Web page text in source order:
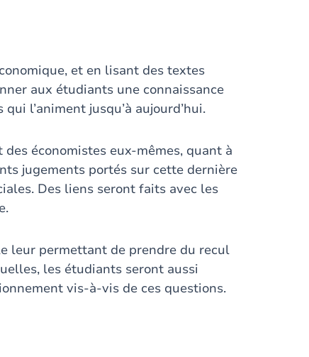
et en lisant des textes
aux étudiants une connaissance
l’animent jusqu’à aujourd’hui.
économistes eux-mêmes, quant à
jugements portés sur cette dernière
Des liens seront faits avec les
leur permettant de prendre du recul
les étudiants seront aussi
vis-à-vis de ces questions.